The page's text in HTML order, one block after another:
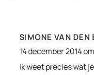
SIMONE VAN DEN
14 december 2014
Ik weet precies wat